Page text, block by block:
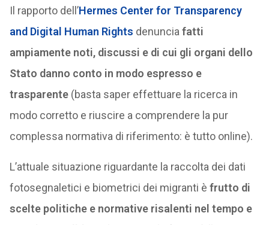
Il rapporto dell’Hermes Center for Transparency
and Digital Human Rights denuncia fatti
ampiamente noti, discussi e di cui gli organi dello
Stato danno conto in modo espresso e
trasparente(basta saper effettuare la ricerca in
modo corretto e riuscire a comprendere la pur
complessa normativa di riferimento: è tutto online).
L’attuale situazione riguardante la raccolta dei dati
fotosegnaletici e biometrici dei migranti è frutto di
scelte politiche e normative risalenti nel tempo e